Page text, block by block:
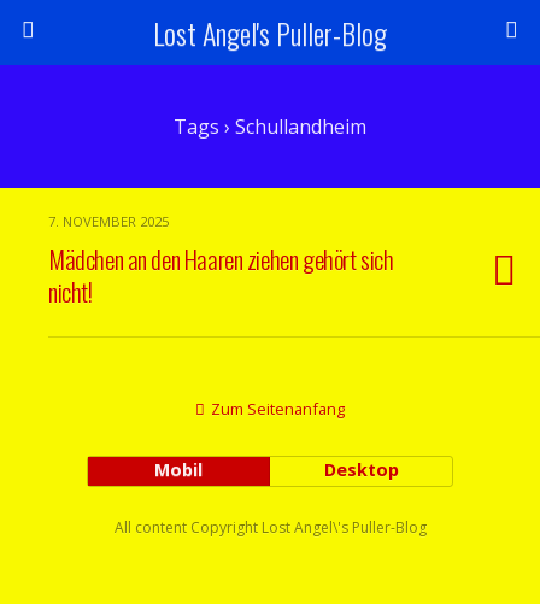
Lost Angel's Puller-Blog
Tags › Schullandheim
7. NOVEMBER 2025
Mädchen an den Haaren ziehen gehört sich
nicht!
Zum Seitenanfang
Mobil Desktop
All content Copyright Lost Angel\'s Puller-Blog